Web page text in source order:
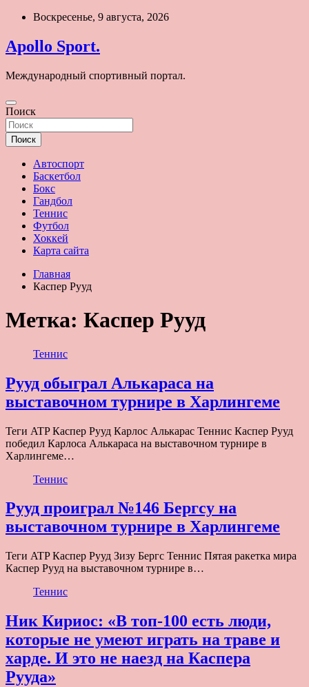
Перейти
содержимому
Воскресенье, 9 августа, 2026
Apollo Sport.
Международный спортивный портал.
Поиск
Поиск
Автоспорт
Баскетбол
Бокс
Гандбол
Теннис
Футбол
Хоккей
Карта сайта
Главная
Каспер Рууд
Метка: Каспер Рууд
Теннис
Рууд обыграл Алькараса на
выставочном турнире в Харлингеме
Теги ATP Каспер Рууд Карлос Алькарас Теннис Каспер Рууд
победил Карлоса Алькараса на выставочном турнире в
Харлингеме…
Теннис
Рууд проиграл №146 Бергсу на
выставочном турнире в Харлингеме
Теги ATP Каспер Рууд Зизу Бергс Теннис Пятая ракетка мира
Каспер Рууд на выставочном турнире в…
Теннис
Ник Кириос: «В топ-100 есть люди,
которые не умеют играть на траве и
харде. И это не наезд на Каспера
Рууда»